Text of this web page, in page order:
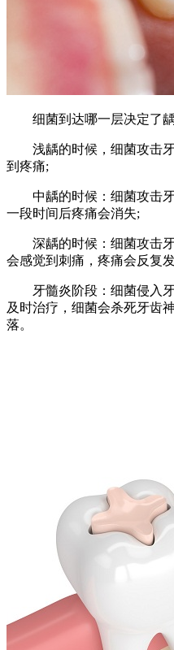
细菌到达哪一层决定了龋
浅龋的时候，细菌攻击牙
到疼痛;
中龋的时候：细菌攻击牙
一段时间后疼痛会消失;
深龋的时候：细菌攻击牙
会感觉到刺痛，疼痛会反复发
牙髓炎阶段：细菌侵入牙
及时治疗，细菌会杀死牙齿
落。